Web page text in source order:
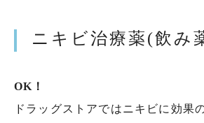
ニキビ治療薬(飲み
OK！
ドラッグストアではニキビに効果